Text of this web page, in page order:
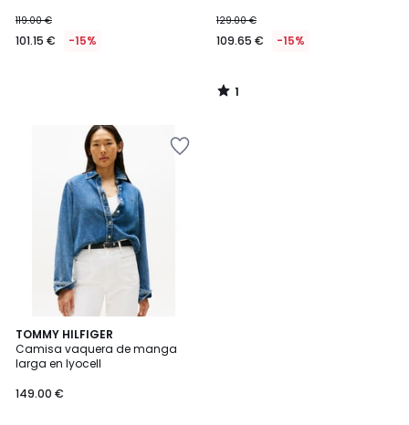
119.00 €
101.15 € -15%
129.00 €
109.65 € -15%
1
/
TOMMY HILFIGER
Camisa vaquera de manga
larga en lyocell
149.00 €